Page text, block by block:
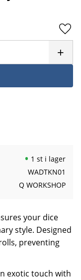
+
1 st i lager
WADTKN01
Q WORKSHOP
your dice
style. Designed
preventing
exotic touch with